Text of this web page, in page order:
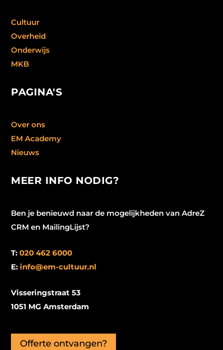
Cultuur
Overheid
Onderwijs
MKB
PAGINA'S
Over ons
EM Academy
Nieuws
MEER INFO NODIG?
Ben je benieuwd naar de mogelijkheden van AdreZ
CRM en MailingLijst?
T:020 462 6000
E:info@em-cultuur.nl
Visseringstraat 53
1051 MG Amsterdam
Offerte ontvangen?